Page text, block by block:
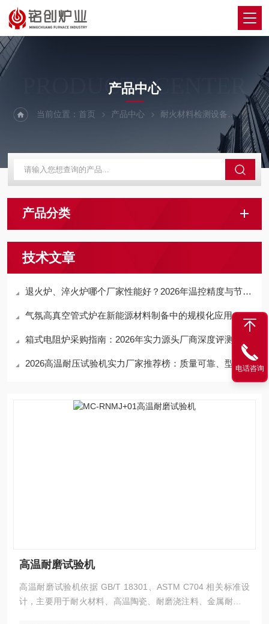
PRODUCTS CENTER
产品中心
当前位置：首页 产品中心 耐火材料检测设备 高温
产品分类
技术文章
退火炉、淬火炉哪个厂家性能好？2026年温控精度与节能技术全面对比，选对设备让热处理事半功倍
气氛高真空管式炉在新能源材料制备中的规模化应用
箱式电阻炉采购指南：2026年实力源头厂商深度评测，型号全、性能稳、价格优
2026高温耐压试验机实力厂家推荐榜：质量可靠、型号齐全、供货快的供应商全盘点
高温耐磨试验机
高温耐磨试验机依据 GB/T 18301、ASTM C704 相关标准设
计，主要用于耐火材料、高温陶瓷、耐磨浇注料、金属耐热涂
电话咨询